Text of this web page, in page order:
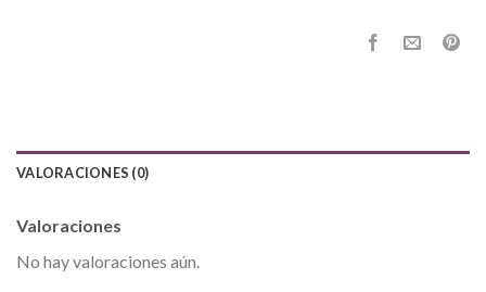
VALORACIONES (0)
Valoraciones
No hay valoraciones aún.